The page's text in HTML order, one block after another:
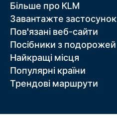
Більше про KLM
Завантажте застосунок
Пов'язані веб-сайти
Посібники з подорожей
Найкращі місця
Популярні країни
Трендові маршрути